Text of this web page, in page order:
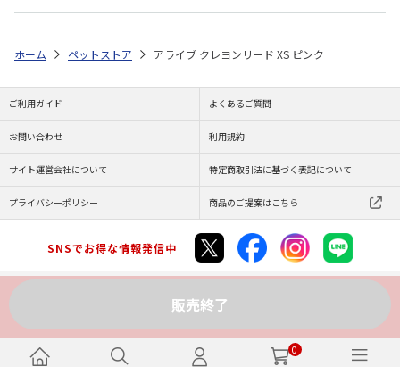
0
販売終了
ホーム ペットストア アライブ クレヨンリード XS ピンク
ご利用ガイド よくあるご質問
お問い合わせ 利用規約
サイト運営会社について 特定商取引法に基づく表記について
プライバシーポリシー 商品のご提案はこちら
SNSでお得な情報発信中